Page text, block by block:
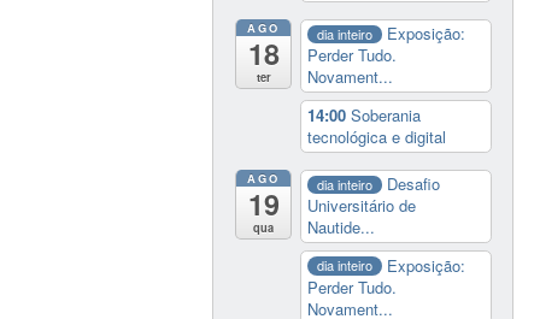
AGO
18
ter
dia inteiro
Exposição:
Perder Tudo.
Novament...
14:00Soberania
tecnológica e digital
AGO
19
qua
dia inteiro
Desafio
Universitário de
Nautide...
dia inteiro
Exposição:
Perder Tudo.
Novament...